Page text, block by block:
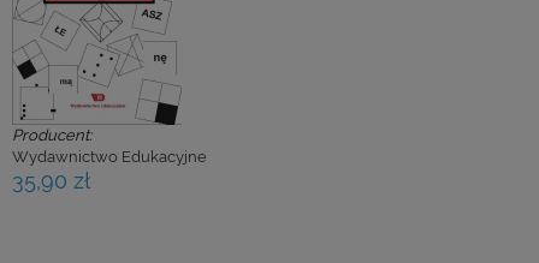
Producent:
Wydawnictwo Edukacyjne
35,90 zł